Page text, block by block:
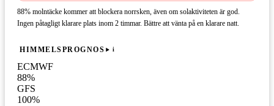
88% molntäcke kommer att blockera norrsken, även om solaktiviteten är god.
Ingen påtagligt klarare plats inom 2 timmar. Bättre att vänta på en klarare natt.
HIMMELSPROGNOS i
ECMWF
88%
GFS
100%